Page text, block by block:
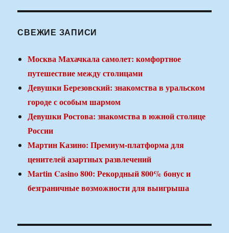
СВЕЖИЕ ЗАПИСИ
Москва Махачкала самолет: комфортное
путешествие между столицами
Девушки Березовский: знакомства в уральском
городе с особым шармом
Девушки Ростова: знакомства в южной столице
России
Мартин Казино: Премиум-платформа для
ценителей азартных развлечений
Martin Casino 800: Рекордный 800% бонус и
безграничные возможности для выигрыша